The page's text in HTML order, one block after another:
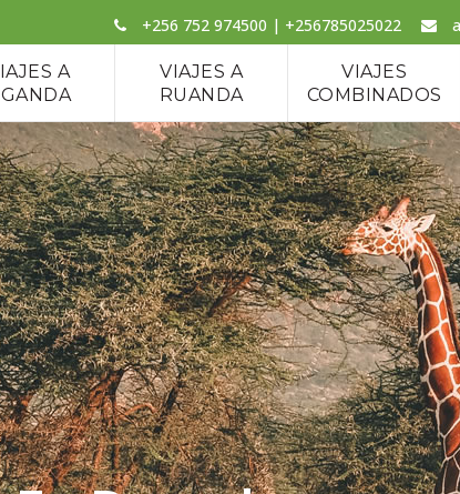
+256 752 974500 | +256785025022
A
VIAJES A
RUANDA
VIAJES
COMBINADOS